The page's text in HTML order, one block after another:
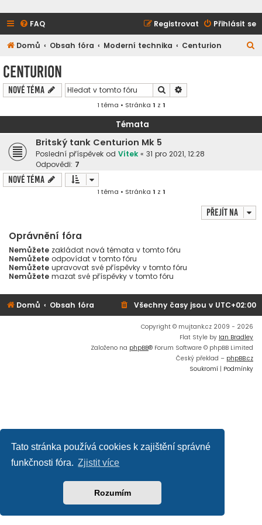
Tato stránka používá cookies k zajištění správné
funkčnosti fóra. Zjistit více
Rozumím
FAQ Přihlásit se
Registrovat
Domů Obsah fóra Moderní technika Centurion
Centurion
Nové téma Hledat
1 téma • Stránka 1 z 1
Témata
Britský tank Centurion Mk 5
Poslední příspěvek od Vítek « 31 pro 2021, 12:28
Odpovědi: 7
Nové téma
1 téma • Stránka 1 z 1
Přejít na
Oprávnění fóra
Nemůžete zakládat nová témata v tomto fóru
Nemůžete odpovídat v tomto fóru
Nemůžete upravovat své příspěvky v tomto fóru
Nemůžete mazat své příspěvky v tomto fóru
Domů Obsah fóra Všechny časy jsou v UTC+02:00
Copyright © mujtank.cz 2009 - 2026
Flat Style by Ian Bradley
Založeno na phpBB® Forum Software © phpBB Limited
Český překlad – phpBB.cz
Soukromí | Podmínky